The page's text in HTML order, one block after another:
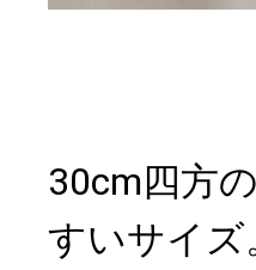
30cm四方
すいサイズ